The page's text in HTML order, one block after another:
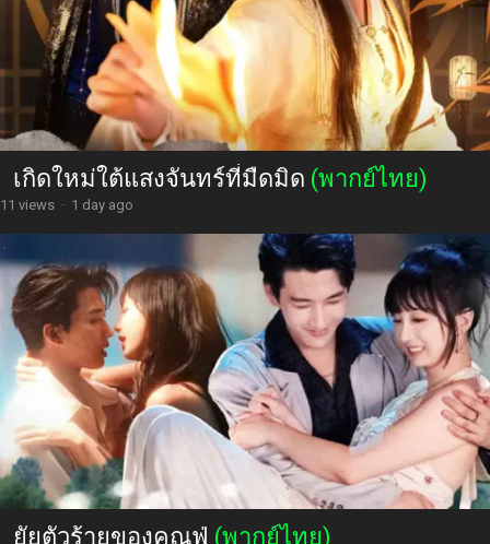
เกิดใหม่ใต้แสงจันทร์ที่มืดมิด (พากย์ไทย)
11 views · 1 day ago
ยัยตัวร้ายของคุณฟู่ (พากย์ไทย)